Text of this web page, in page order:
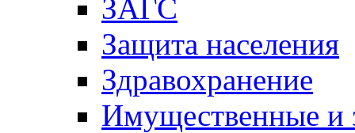
ЗАГС
Защита населения
Здравохранение
Имущественные и